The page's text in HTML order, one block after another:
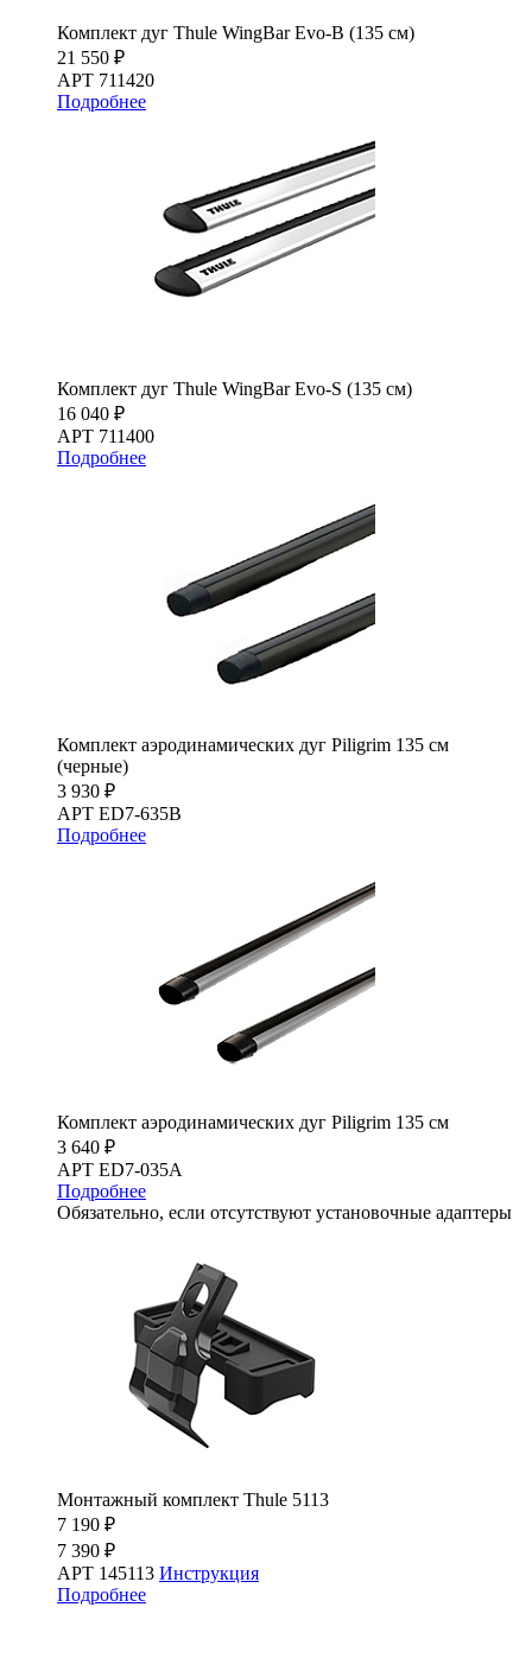
Комплект дуг Thule WingBar Evo-B (135 см)
21 550 ₽
АРТ 711420
Подробнее
Комплект дуг Thule WingBar Evo-S (135 см)
16 040 ₽
АРТ 711400
Подробнее
Комплект аэродинамических дуг Piligrim 135 см
(черные)
3 930 ₽
АРТ ED7-635B
Подробнее
Комплект аэродинамических дуг Piligrim 135 см
3 640 ₽
АРТ ED7-035A
Подробнее
Обязательно, если отсутствуют установочные адаптеры
Монтажный комплект Thule 5113
7 190 ₽
7 390 ₽
АРТ 145113 Инструкция
Подробнее